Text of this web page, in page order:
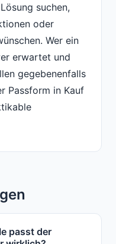
suchen,
oder
Wer ein
erwartet und
gegebenenfalls
Passform in Kauf
passt der